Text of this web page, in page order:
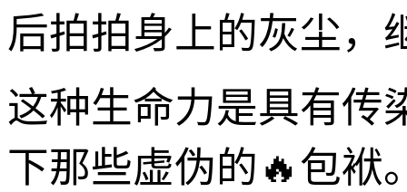
后拍拍身上的灰尘，
这种生命力是具有传
下那些虚伪的🔥包袱